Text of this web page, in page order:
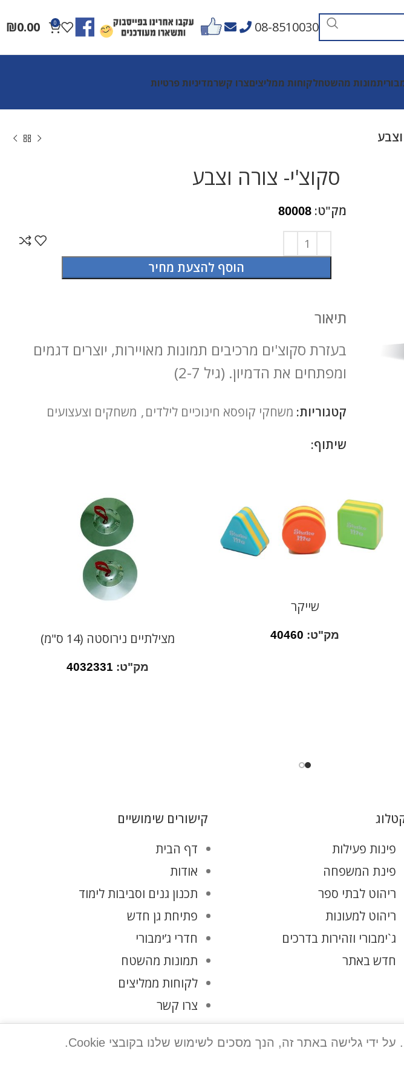
08-8510030
0
₪0.00
תמונות מהשטחלקוחות ממליציםצרו קשרמדיניות פרטיות
סקוצ'י- צורה וצבע
מק"ט: 80008
הוסף להצעת מחיר
תיאור
בעזרת סקוצ'ים מרכיבים תמונות מאויירות, יוצרים דגמים
ומפתחים את הדמיון. (גיל 2-7)
קטגוריות: משחקי קופסא חינוכיים לילדים, משחקים וצעצועים
שיתוף:
שייקר
מק"ט: 40460 מצילתיים נירוסטה (14 ס"מ)
מק"ט: 4032331
פינות פעילות
פינת המשפחה
ריהוט לבתי ספר
ריהוט למעונות
ג`ימבורי וזהירות בדרכים
חדש באתר
קישורים שימושיים
דף הבית
אודות
תכנון גנים וסביבות לימוד
פתיחת גן חדש
חדרי ג’ימבורי
תמונות מהשטח
לקוחות ממליצים
צרו קשר
מדיניות פרטיות